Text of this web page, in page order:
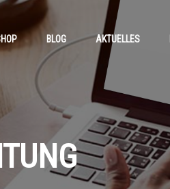
BLOG AKTUELLES